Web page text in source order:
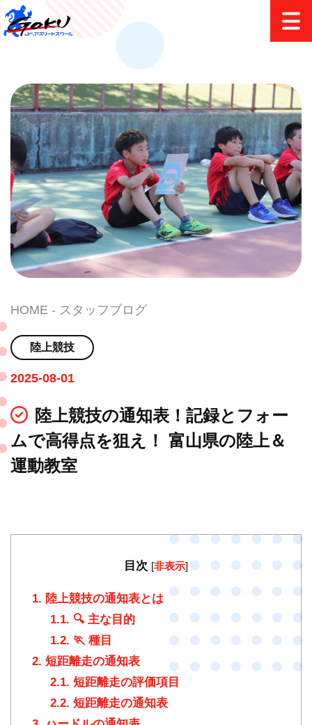
HOME スタッフブログ
陸上競技
2025-08-01
陸上競技の通知表！記録とフォー
ムで高得点を狙え！ 富山県の陸上＆
運動教室
目次 [非表示]
1. 陸上競技の通知表とは
1.1. 🔍 主な目的
1.2. 🏃 種目
2. 短距離走の通知表
2.1. 短距離走の評価項目
2.2. 短距離走の通知表